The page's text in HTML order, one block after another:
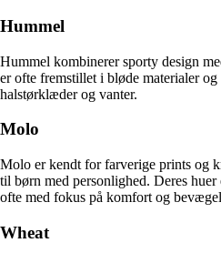
Hummel
Hummel kombinerer sporty design
er ofte fremstillet i bløde materialer
halstørklæder og vanter.
Molo
Molo er kendt for farverige prints og
til børn med personlighed. Deres
ofte med fokus på komfort og
Wheat